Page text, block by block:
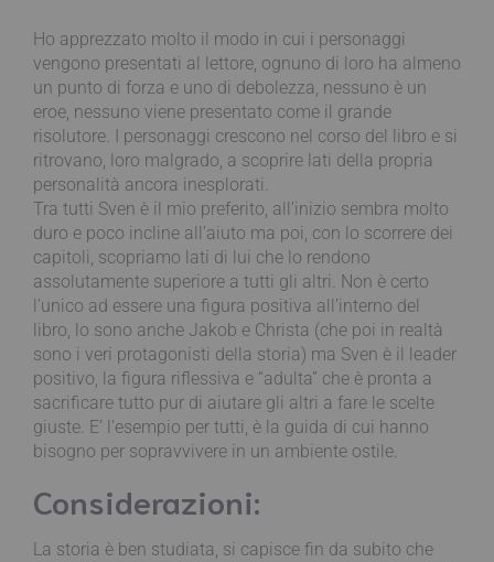
Ho apprezzato molto il modo in cui i personaggi
vengono presentati al lettore, ognuno di loro ha almeno
un punto di forza e uno di debolezza, nessuno è un
eroe, nessuno viene presentato come il grande
risolutore. I personaggi crescono nel corso del libro e si
ritrovano, loro malgrado, a scoprire lati della propria
personalità ancora inesplorati.
Tra tutti Sven è il mio preferito, all’inizio sembra molto
duro e poco incline all’aiuto ma poi, con lo scorrere dei
capitoli, scopriamo lati di lui che lo rendono
assolutamente superiore a tutti gli altri. Non è certo
l’unico ad essere una figura positiva all’interno del
libro, lo sono anche Jakob e Christa (che poi in realtà
sono i veri protagonisti della storia) ma Sven è il leader
positivo, la figura riflessiva e “adulta” che è pronta a
sacrificare tutto pur di aiutare gli altri a fare le scelte
giuste. E’ l’esempio per tutti, è la guida di cui hanno
bisogno per sopravvivere in un ambiente ostile.
Considerazioni:
La storia è ben studiata, si capisce fin da subito che